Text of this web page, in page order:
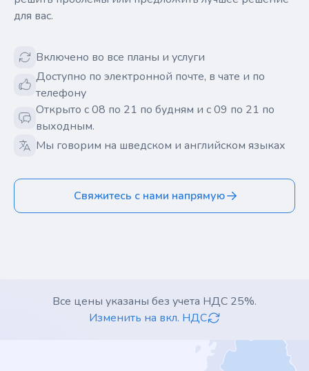
для вас.
Включено во все планы и услуги
Доступно по электронной почте, в чате и по
телефону
Открыто с 08 по 21 по будням и с 09 по 21 по
выходным.
Мы говорим на шведском и английском языках
Свяжитесь с нами напрямую
Все цены указаны без учета НДС 25%.
Изменить на вкл. НДС